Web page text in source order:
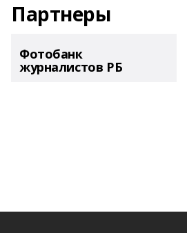
Партнеры
Фотобанк
журналистов РБ